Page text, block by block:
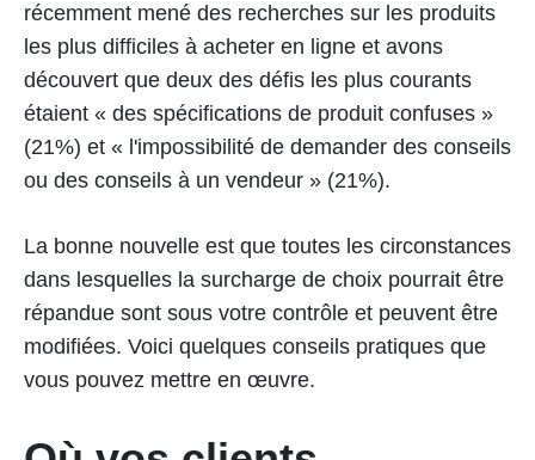
récemment mené des recherches sur les produits
les plus difficiles à acheter en ligne et avons
découvert que deux des défis les plus courants
étaient « des spécifications de produit confuses »
(21%) et « l'impossibilité de demander des conseils
ou des conseils à un vendeur » (21%).
La bonne nouvelle est que toutes les circonstances
dans lesquelles la surcharge de choix pourrait être
répandue sont sous votre contrôle et peuvent être
modifiées. Voici quelques conseils pratiques que
vous pouvez mettre en œuvre.